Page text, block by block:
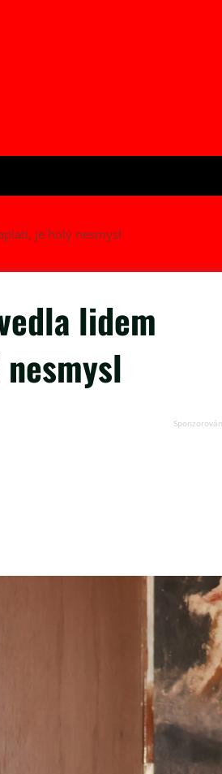
je holý nesmysl
lidem